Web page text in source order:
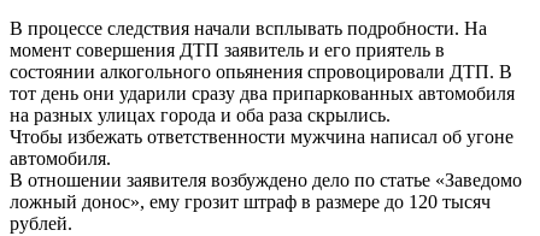
В процессе следствия начали всплывать подробности. На
момент совершения ДТП заявитель и его приятель в
состоянии алкогольного опьянения спровоцировали ДТП. В
тот день они ударили сразу два припаркованных автомобиля
на разных улицах города и оба раза скрылись.
Чтобы избежать ответственности мужчина написал об угоне
автомобиля.
В отношении заявителя возбуждено дело по статье «Заведомо
ложный донос», ему грозит штраф в размере до 120 тысяч
рублей.